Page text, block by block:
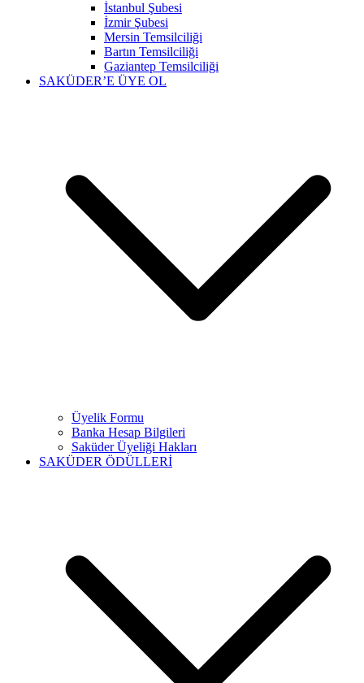
İstanbul Şubesi
İzmir Şubesi
Mersin Temsilciliği
Bartın Temsilciliği
Gaziantep Temsilciliği
SAKÜDER’E ÜYE OL
Üyelik Formu
Banka Hesap Bilgileri
Saküder Üyeliği Hakları
SAKÜDER ÖDÜLLERİ